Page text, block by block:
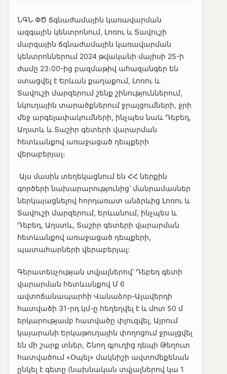
ՆԳՆ ՓԾ ճգնաժամային կառավարման
ազգային կենտրոնում, Լոռու և Տավուշի
մարզային ճգնաժամային կառավարման
կենտրոններում 2024 թվականի մայիսի 25-ի
ժամը 23։00-ից բազմաթիվ ահազանգեր են
ստացվել է Երևան քաղաքում, Լոռու և
Տավուշի մարզերում շենք շինություններում,
նկուղային տարածքներում ջրալցումների, ջրի
մեջ արգելափակումների, ինչպես նաև Դեբեդ,
Աղստև և Տաշիր գետերի վարարման
հետևանքով առաջացած դեպքերի
վերաբերյալ։
Այս մասին տեղեկացնում են ՀՀ ներքին
գործերի նախարարությունից՝ մանրամասներ
ներկայացնելով հորդառատ անձրևից Լոռու և
Տավուշի մարզերում, Երևանում, ինչպես և
Դեբեդ, Աղստև, Տաշիր գետերի վարարման
հետևանքով առաջացած դեպքերի,
պատահարների վերաբերյալ:
Գերատեսչության տվյալներով՝ Դեբեդ գետի
վարարման հետևանքով Մ 6
ավտոճանապարհի Վանաձոր-Ալավերդի
հատվածի 31-րդ կմ-ը հեղեղվել է և մոտ 50 մ
երկարությամբ հատվածը փլուզվել, Այրում
կայարանի Երկաթուղային փողոցում ջրալցվել
են մի շարք տներ, Շնող գյուղից դեպի Թեղուտ
հատվածում «Օպել» մակնիշի ավտոմեքենան
ընկել է գետը (նախնական տվյալներով կա 1